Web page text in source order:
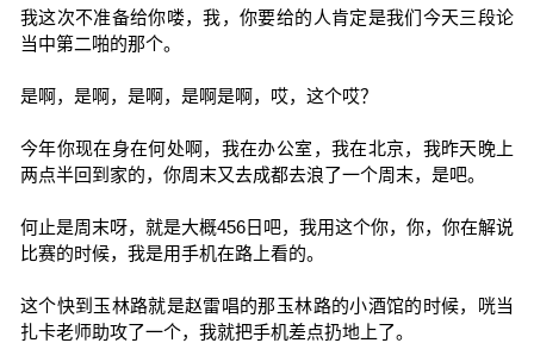
我这次不准备给你喽，我，你要给的人肯定是我们今天三段论
当中第二啪的那个。
是啊，是啊，是啊，是啊是啊，哎，这个哎？
今年你现在身在何处啊，我在办公室，我在北京，我昨天晚上
两点半回到家的，你周末又去成都去浪了一个周末，是吧。
何止是周末呀，就是大概456日吧，我用这个你，你，你在解说
比赛的时候，我是用手机在路上看的。
这个快到玉林路就是赵雷唱的那玉林路的小酒馆的时候，咣当
扎卡老师助攻了一个，我就把手机差点扔地上了。